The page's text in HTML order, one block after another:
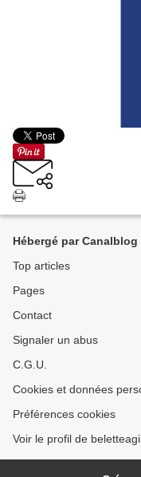
Hébergé par Canalblog
Top articles
Pages
Contact
Signaler un abus
C.G.U.
Cookies et données
Préférences cookies
Voir le profil de